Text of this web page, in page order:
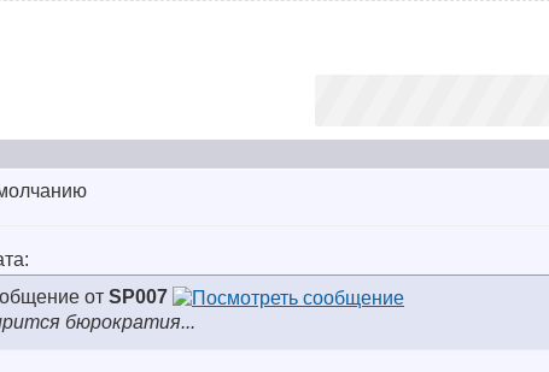
от SP007
бюрократия...